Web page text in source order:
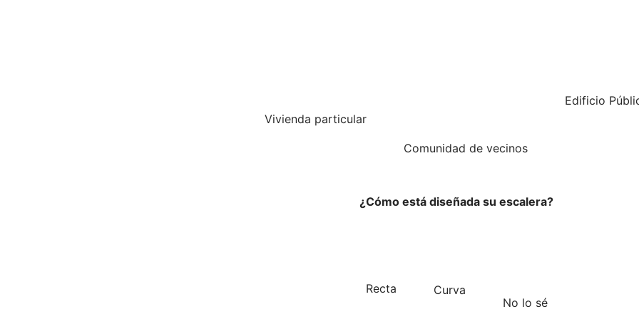
Vivienda particular
Comunidad de vecinos
Edificio
¿Cómo está diseñada su escalera?
Recta
Curva
No lo sé